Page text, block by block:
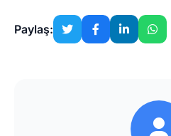
Paylaş: